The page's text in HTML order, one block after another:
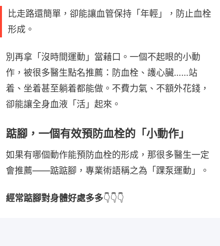
比走路還簡單，卻能讓血管保持「年輕」，防止血栓
形成。
別再拿「沒時間運動」當藉口。一個不起眼的小動
作，被很多醫生點名推薦：防血栓、護心臟……站
着、坐着甚至躺着都能做。不費力氣、不額外花錢，
卻能讓全身血液「活」起來。
踮腳，一個有效預防血栓的「小動作」
如果有哪個動作能預防血栓的形成，那很多醫生一定
會推薦——踮踮腳，專業術語稱之為「踝泵運動」。
經常踮腳對身體好處多多👇👇👇